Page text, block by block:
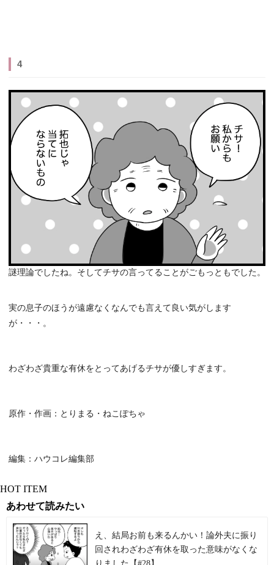
4
謎理論でしたね。そしてチサの言ってることがごもっともでした。
実の息子のほうが遠慮なくなんでも言えて良い気がします
が・・・。
わざわざ貴重な有休をとってあげるチサが優しすぎます。
原作・作画：とりまる・ねこぽちゃ
編集：ハウコレ編集部
HOT ITEM
あわせて読みたい
え、結局お前も来るんかい！論外夫に振り
回されわざわざ有休を取った意味がなくな